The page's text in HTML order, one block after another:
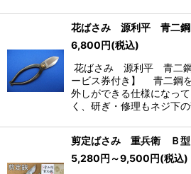
花ばさみ 源利平 青二鋼
6,800円(税込)
花ばさみ 源利平 青二
ービス券付き】 青二鋼
外しができる仕様になっ
く、研ぎ・修理もネジ下
剪定ばさみ 重兵衛 Ｂ
5,280円 ～9,500円(税込)